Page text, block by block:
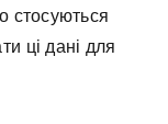
стосуються
ці дані для